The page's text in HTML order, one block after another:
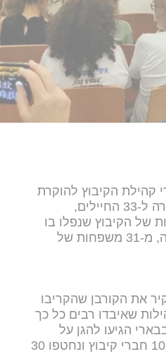
קהילת הקיבוץ להוקרת
משפחות 33 החללים שנפלו בהגנת בארי. הטקס התקיים בהוקרה ל-33 החיילים,
של הקיבוץ שנפלו בו
בימי הלחימה של ה-7 באוקטובר ואחריו, בנוכחות חברי משפחה, מ-31 משפחות של
את הקורבן שהקריבו
שאיבדו רבים כל כך
כל הנופלים בבארי הגיעו להגן על
הקהילה מפני מתקפת הטרור הרצחנית של חמאס, בה נרצחו 101 חברי קיבוץ ונחטפו 30